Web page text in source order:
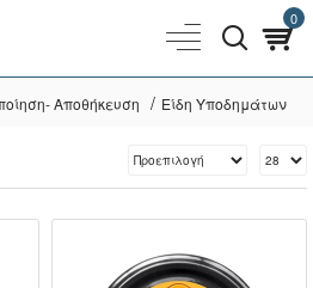
0
Αποθήκευση Είδη Υποδημάτων